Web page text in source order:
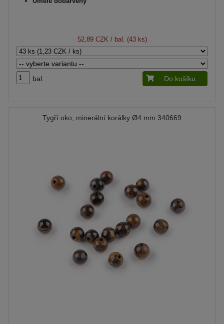
52,89 CZK / bal. (43 ks)
bal. Do košíku
Tygří oko, minerální korálky Ø4 mm 340669